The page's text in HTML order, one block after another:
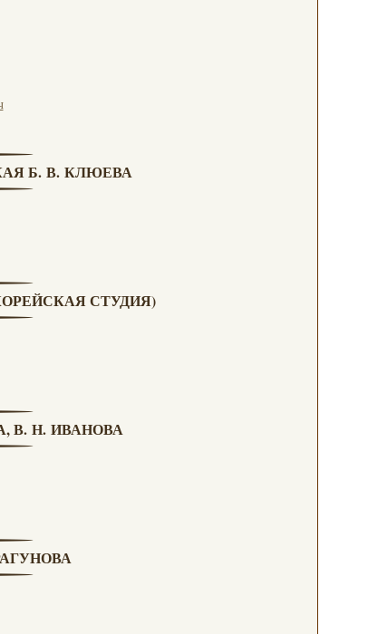
Б. В. КЛЮЕВА
СТУДИЯ)
В. Н. ИВАНОВА